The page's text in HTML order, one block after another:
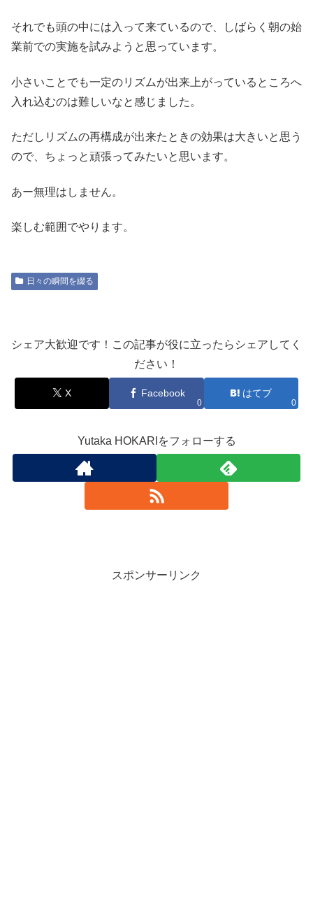
それでも頭の中には入って来ているので、しばらく朝の始
業前での実施を試みようと思っています。
小さいことでも一定のリズムが出来上がっているところへ
入れ込むのは難しいなと感じました。
ただしリズムの再構成が出来たときの効果は大きいと思う
ので、ちょっと頑張ってみたいと思います。
あー無理はしません。
楽しむ範囲でやります。
日々の瞬間を綴る
シェア大歓迎です！この記事が役に立ったらシェアしてく
ださい！
X Facebook
0
はてブ
0
Yutaka HOKARIをフォローする
スポンサーリンク